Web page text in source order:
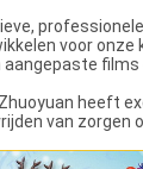
voor onze
aangepaste
heeft
van zorgen